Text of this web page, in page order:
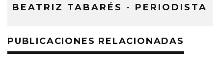
BEATRIZ TABARÉS - PERIODISTA
PUBLICACIONES RELACIONADAS